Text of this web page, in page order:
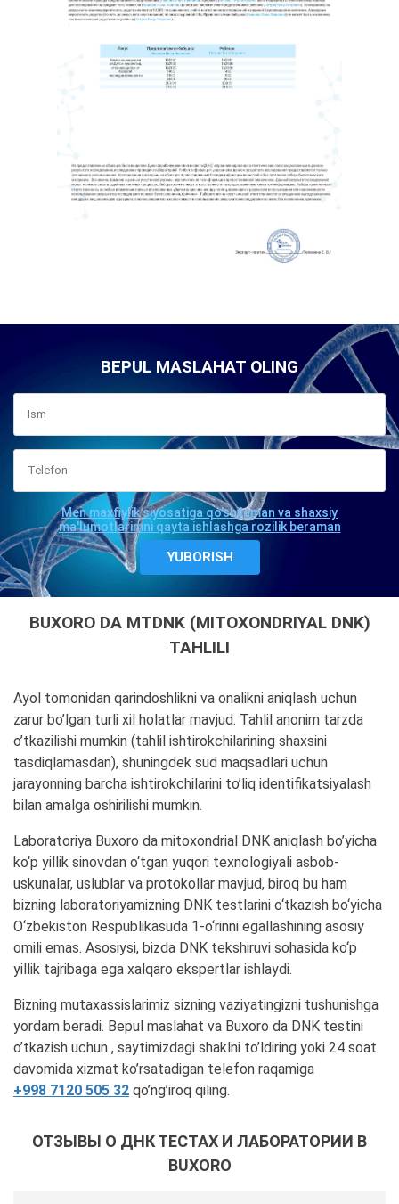
BEPUL MASLAHAT OLING
Men maxfiylik siyosatiga qo'shilaman va shaxsiy
ma'lumotlarimni qayta ishlashga rozilik beraman
BUXORO DA MTDNK (MITOXONDRIYAL DNK)
TAHLILI
Ayol tomonidan qarindoshlikni va onalikni aniqlash uchun
zarur bo’lgan turli xil holatlar mavjud. Tahlil anonim tarzda
o’tkazilishi mumkin (tahlil ishtirokchilarining shaxsini
tasdiqlamasdan), shuningdek sud maqsadlari uchun
jarayonning barcha ishtirokchilarini to’liq identifikatsiyalash
bilan amalga oshirilishi mumkin.
Laboratoriya Buxoro da mitoxondrial DNK aniqlash bo’yicha
ko‘p yillik sinovdan o‘tgan yuqori texnologiyali asbob-
uskunalar, uslublar va protokollar mavjud, biroq bu ham
bizning laboratoriyamizning DNK testlarini o‘tkazish bo‘yicha
O‘zbekiston Respublikasuda 1-o‘rinni egallashining asosiy
omili emas. Asosiysi, bizda DNK tekshiruvi sohasida ko‘p
yillik tajribaga ega xalqaro ekspertlar ishlaydi.
Bizning mutaxassislarimiz sizning vaziyatingizni tushunishga
yordam beradi. Bepul maslahat va Buxoro da DNK testini
o’tkazish uchun , saytimizdagi shaklni to’ldiring yoki 24 soat
davomida xizmat ko’rsatadigan telefon raqamiga
+998 7120 505 32 qo’ng’iroq qiling.
ОТЗЫВЫ О ДНК ТЕСТАХ И ЛАБОРАТОРИИ В
BUXORO